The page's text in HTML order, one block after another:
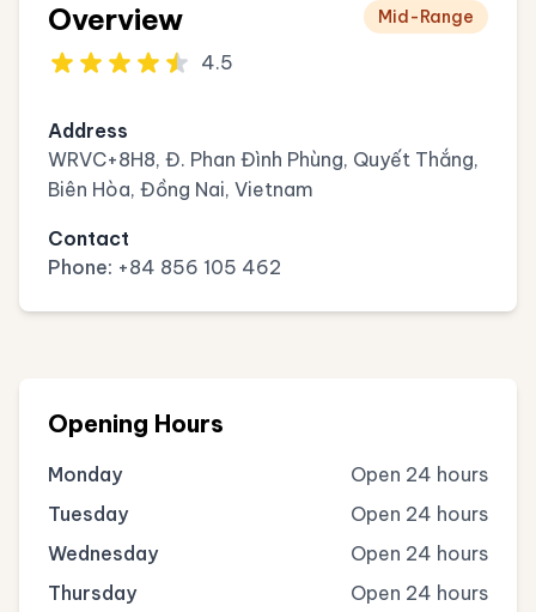
Overview
4.5
Mid-Range
Address
WRVC+8H8, Đ. Phan Đình Phùng, Quyết Thắng,
Biên Hòa, Đồng Nai, Vietnam
Contact
Phone: +84 856 105 462
Opening Hours
Monday
Open 24 hours
Tuesday
Open 24 hours
Wednesday
Open 24 hours
Thursday
Open 24 hours